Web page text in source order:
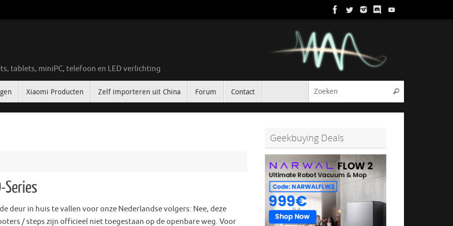
tablets, miniPC, telefoon en LED verlichting
Xiaomi Producten Zelf importeren uit China Forum Contact Zoeken
Series
deur in huis te vallen voor onze Nederlandse volgers: Nee, deze
/ steps zijn officieel niet toegestaan op de openbare weg. Voor
Geekbuying Deals